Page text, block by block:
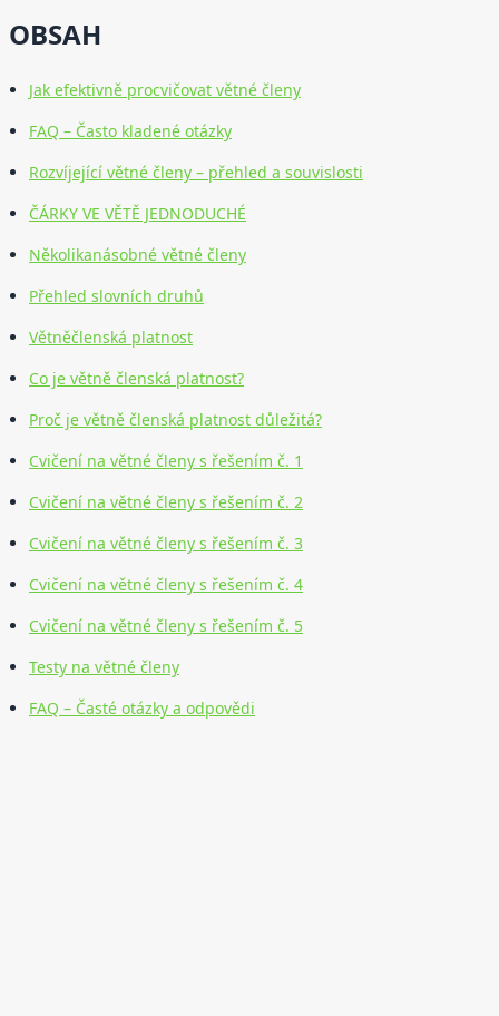
OBSAH
Jak efektivně procvičovat větné členy
FAQ – Často kladené otázky
Rozvíjející větné členy – přehled a souvislosti
ČÁRKY VE VĚTĚ JEDNODUCHÉ
Několikanásobné větné členy
Přehled slovních druhů
Větněčlenská platnost
Co je větně členská platnost?
Proč je větně členská platnost důležitá?
Cvičení na větné členy s řešením č. 1
Cvičení na větné členy s řešením č. 2
Cvičení na větné členy s řešením č. 3
Cvičení na větné členy s řešením č. 4
Cvičení na větné členy s řešením č. 5
Testy na větné členy
FAQ – Časté otázky a odpovědi